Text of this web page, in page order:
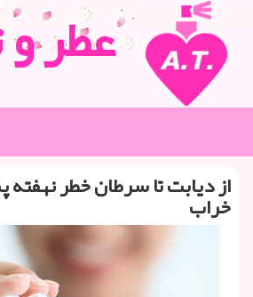
عطر
از دیابت تا سرطان خطر
خراب